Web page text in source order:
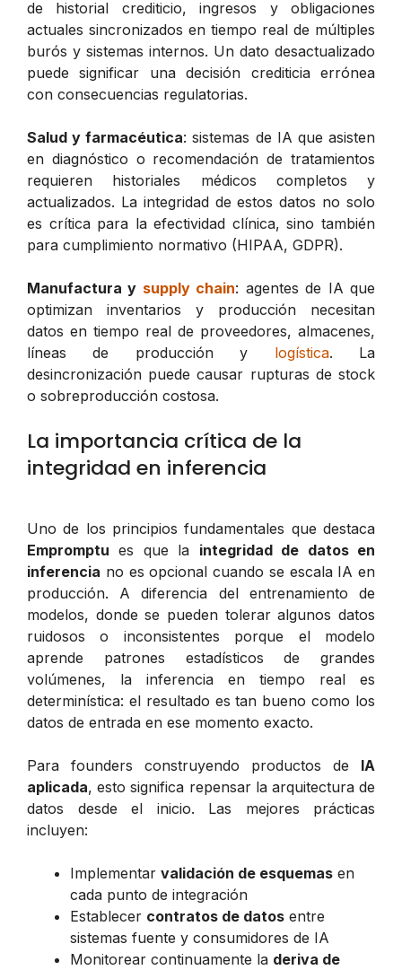
de historial crediticio, ingresos y obligaciones
actuales sincronizados en tiempo real de múltiples
burós y sistemas internos. Un dato desactualizado
puede significar una decisión crediticia errónea
con consecuencias regulatorias.
Salud y farmacéutica: sistemas de IA que asisten
en diagnóstico o recomendación de tratamientos
requieren historiales médicos completos y
actualizados. La integridad de estos datos no solo
es crítica para la efectividad clínica, sino también
para cumplimiento normativo (HIPAA, GDPR).
Manufactura y supply chain: agentes de IA que
optimizan inventarios y producción necesitan
datos en tiempo real de proveedores, almacenes,
líneas de producción y logística. La
desincronización puede causar rupturas de stock
o sobreproducción costosa.
La importancia crítica de la
integridad en inferencia
Uno de los principios fundamentales que destaca
Empromptu es que la integridad de datos en
inferencia no es opcional cuando se escala IA en
producción. A diferencia del entrenamiento de
modelos, donde se pueden tolerar algunos datos
ruidosos o inconsistentes porque el modelo
aprende patrones estadísticos de grandes
volúmenes, la inferencia en tiempo real es
determinística: el resultado es tan bueno como los
datos de entrada en ese momento exacto.
Para founders construyendo productos de IA
aplicada, esto significa repensar la arquitectura de
datos desde el inicio. Las mejores prácticas
incluyen:
Implementar validación de esquemas en
cada punto de integración
Establecer contratos de datos entre
sistemas fuente y consumidores de IA
Monitorear continuamente la deriva de